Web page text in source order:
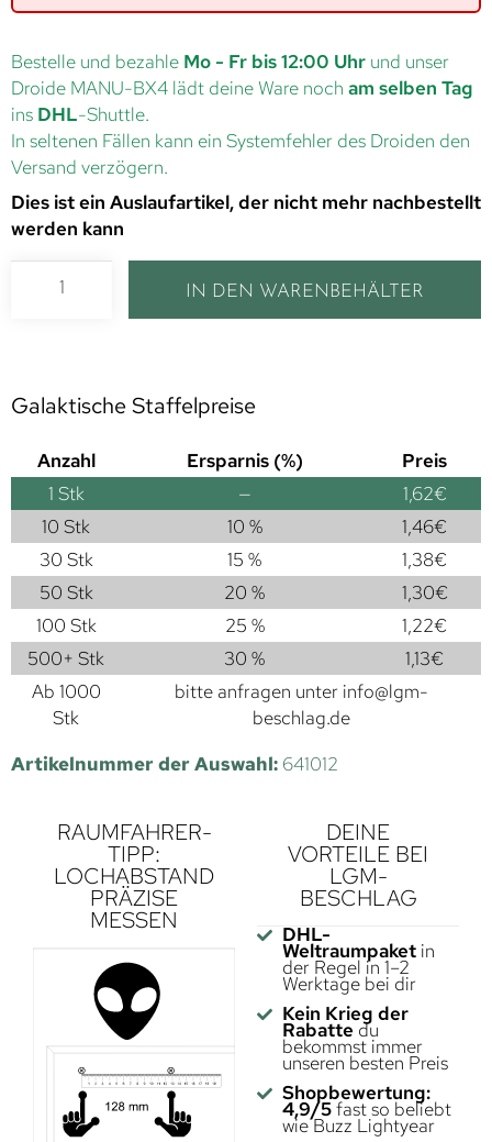
Bestelle und bezahle Mo - Fr bis 12:00 Uhr und unser
Droide MANU-BX4 lädt deine Ware noch am selben Tag
ins DHL-Shuttle.
In seltenen Fällen kann ein Systemfehler des Droiden den
Versand verzögern.
Dies ist ein Auslaufartikel, der nicht mehr nachbestellt
werden kann
IN DEN WARENBEHÄLTER
Galaktische Staffelpreise
Anzahl Ersparnis (%)
Preis
1 Stk — 1,62€
10 Stk
10 % 1,46€
30 Stk
15 % 1,38€
50 Stk
20 % 1,30€
100 Stk
25 % 1,22€
500+ Stk
30 % 1,13€
Ab 1000
Stk
bitte anfragen unter info@lgm-
beschlag.de
Artikelnummer der Auswahl: 641012
RAUMFAHRER-
TIPP:
LOCHABSTAND
PRÄZISE
MESSEN
DEINE
VORTEILE BEI
LGM-
BESCHLAG
DHL-
Weltraumpaketin
der Regel in 1–2
Werktage bei dir
Kein Krieg der
Rabatte du
bekommst immer
unseren besten Preis
Shopbewertung:
4,9/5fast so beliebt
wie Buzz Lightyear